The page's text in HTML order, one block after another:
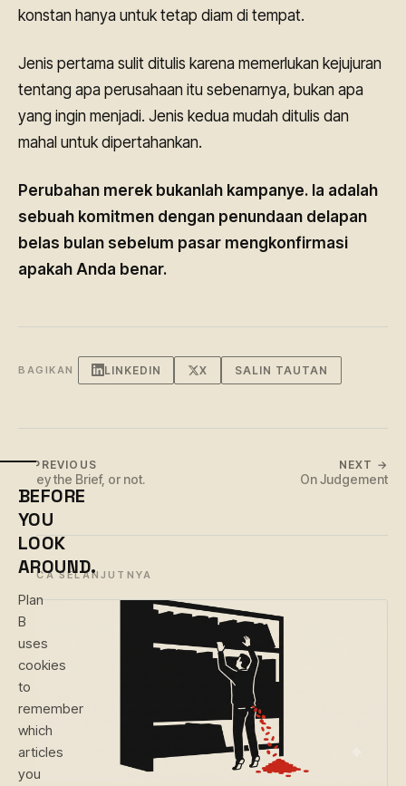
konstan hanya untuk tetap diam di tempat.
Jenis pertama sulit ditulis karena memerlukan kejujuran
tentang apa perusahaan itu sebenarnya, bukan apa
yang ingin menjadi. Jenis kedua mudah ditulis dan
mahal untuk dipertahankan.
Perubahan merek bukanlah kampanye. Ia adalah
sebuah komitmen dengan penundaan delapan
belas bulan sebelum pasar mengkonfirmasi
apakah Anda benar.
BAGIKAN LINKEDIN X SALIN TAUTAN
← PREVIOUS
Obey the Brief, or not.
NEXT →
On Judgement
BACA SELANJUTNYA
BEFORE
YOU
LOOK
AROUND.
Plan
B
uses
cookies
to
remember
which
articles
you